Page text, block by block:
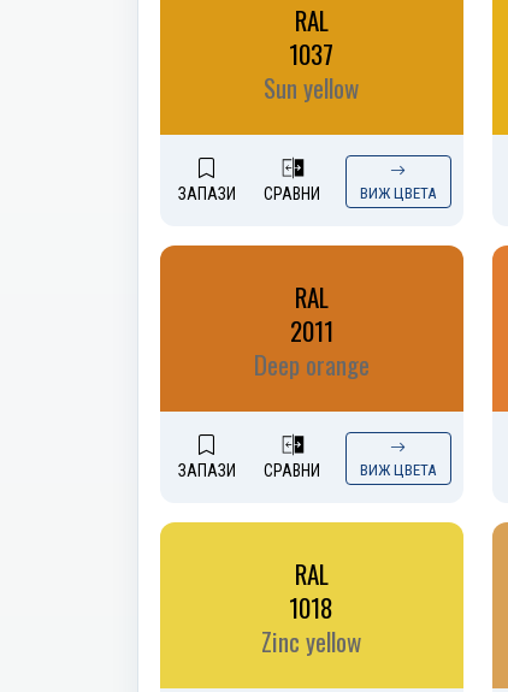
RAL
1037
Sun yellow
ЗАПАЗИ СРАВНИ ВИЖ ЦВЕТА
RAL
2011
Deep orange
ЗАПАЗИ СРАВНИ ВИЖ ЦВЕТА
RAL
1018
Zinc yellow